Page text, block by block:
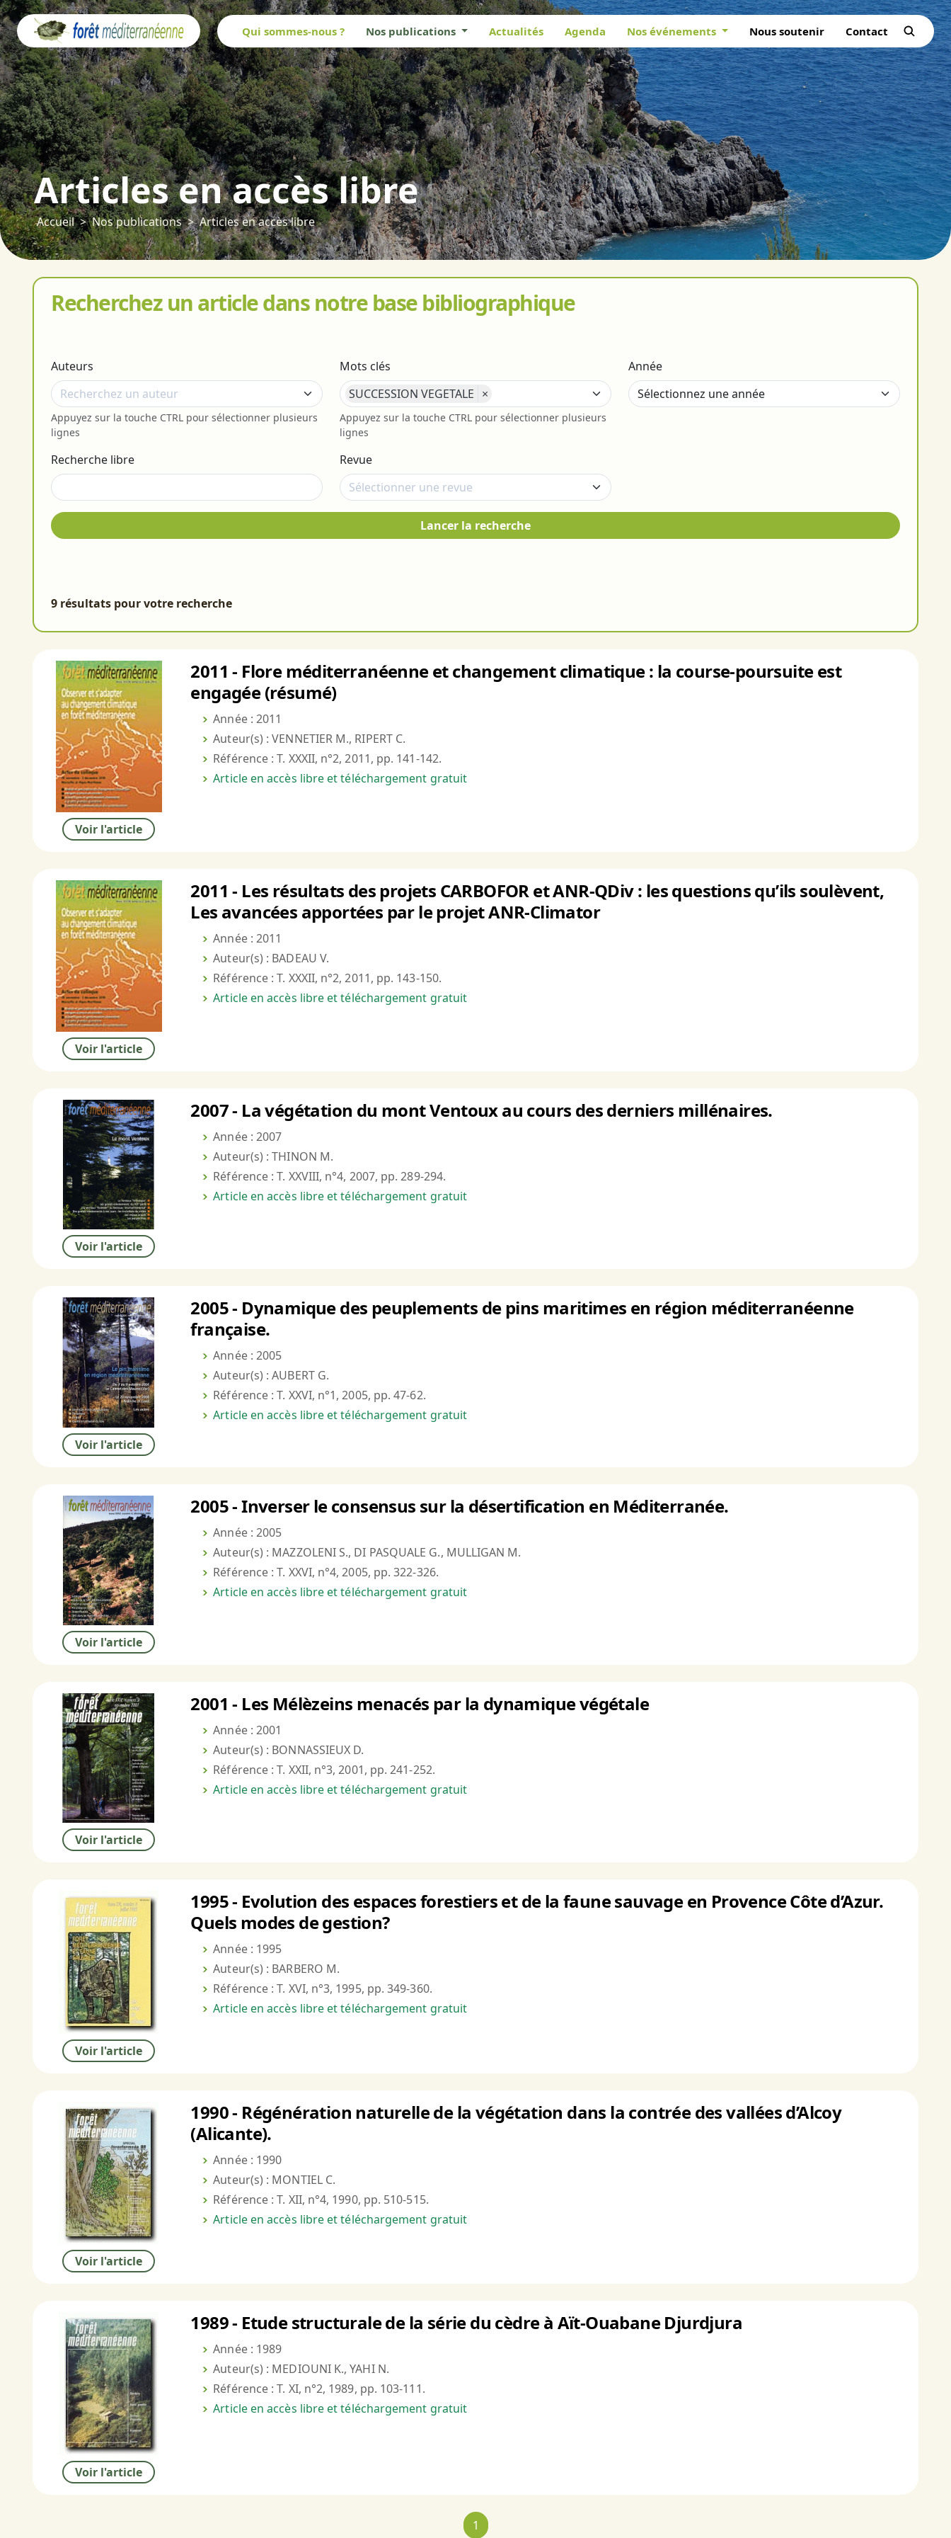
Qui sommes-nous ? Nos publications Actualités Agenda Nos événements Nous soutenir Contact
Articles en accès libre
Accueil Nos publications Articles en accès libre
Recherchez un article dans notre base bibliographique
Auteurs
Appuyez sur la touche CTRL pour sélectionner plusieurs
lignes
Mots clés
SUCCESSION VEGETALE ×
Appuyez sur la touche CTRL pour sélectionner plusieurs
lignes
Année
Recherche libre Revue
Lancer la recherche
9 résultats pour votre recherche
Voir l'article
2011 - Flore méditerranéenne et changement climatique : la course-poursuite est
engagée (résumé)
Année : 2011
Auteur(s) : VENNETIER M., RIPERT C.
Référence : T. XXXII, n°2, 2011, pp. 141-142.
Article en accès libre et téléchargement gratuit
Voir l'article
2011 - Les résultats des projets CARBOFOR et ANR-QDiv : les questions qu’ils soulèvent,
Les avancées apportées par le projet ANR-Climator
Année : 2011
Auteur(s) : BADEAU V.
Référence : T. XXXII, n°2, 2011, pp. 143-150.
Article en accès libre et téléchargement gratuit
Voir l'article
2007 - La végétation du mont Ventoux au cours des derniers millénaires.
Année : 2007
Auteur(s) : THINON M.
Référence : T. XXVIII, n°4, 2007, pp. 289-294.
Article en accès libre et téléchargement gratuit
Voir l'article
2005 - Dynamique des peuplements de pins maritimes en région méditerranéenne
française.
Année : 2005
Auteur(s) : AUBERT G.
Référence : T. XXVI, n°1, 2005, pp. 47-62.
Article en accès libre et téléchargement gratuit
Voir l'article
2005 - Inverser le consensus sur la désertification en Méditerranée.
Année : 2005
Auteur(s) : MAZZOLENI S., DI PASQUALE G., MULLIGAN M.
Référence : T. XXVI, n°4, 2005, pp. 322-326.
Article en accès libre et téléchargement gratuit
Voir l'article
2001 - Les Mélèzeins menacés par la dynamique végétale
Année : 2001
Auteur(s) : BONNASSIEUX D.
Référence : T. XXII, n°3, 2001, pp. 241-252.
Article en accès libre et téléchargement gratuit
Voir l'article
1995 - Evolution des espaces forestiers et de la faune sauvage en Provence Côte d’Azur.
Quels modes de gestion?
Année : 1995
Auteur(s) : BARBERO M.
Référence : T. XVI, n°3, 1995, pp. 349-360.
Article en accès libre et téléchargement gratuit
Voir l'article
1990 - Régénération naturelle de la végétation dans la contrée des vallées d’Alcoy
(Alicante).
Année : 1990
Auteur(s) : MONTIEL C.
Référence : T. XII, n°4, 1990, pp. 510-515.
Article en accès libre et téléchargement gratuit
Voir l'article
1989 - Etude structurale de la série du cèdre à Aït-Ouabane Djurdjura
Année : 1989
Auteur(s) : MEDIOUNI K., YAHI N.
Référence : T. XI, n°2, 1989, pp. 103-111.
Article en accès libre et téléchargement gratuit
1
Panneau de gestion des cookies